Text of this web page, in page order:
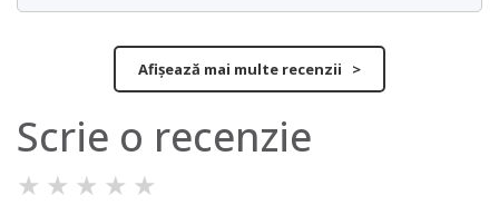
Afișează mai multe recenzii >
Scrie o recenzie
★ ★ ★ ★ ★